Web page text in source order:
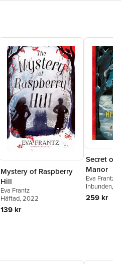
Mystery of Raspberry
Hill
Eva Frantz
Häftad, 2022
139 kr
Secret of
Manor
Eva Frantz
Inbunden, 2023
259 kr